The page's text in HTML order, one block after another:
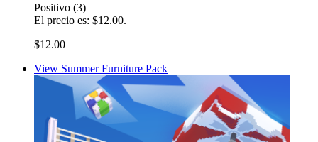
Positivo (3)
El precio es: $12.00.
$12.00
View Summer Furniture Pack